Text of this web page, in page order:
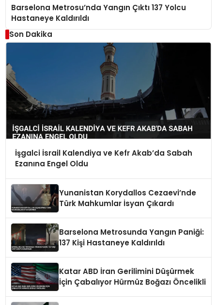
Barselona Metrosu’nda Yangın Çıktı 137 Yolcu
Hastaneye Kaldırıldı
Son Dakika
İşgalci İsrail Kalendiya ve Kefr Akab’da Sabah
Ezanına Engel Oldu
Yunanistan Korydallos Cezaevi’nde
Türk Mahkumlar İsyan Çıkardı
Barselona Metrosunda Yangın Paniği:
137 Kişi Hastaneye Kaldırıldı
Katar ABD İran Gerilimini Düşürmek
İçin Çabalıyor Hürmüz Boğazı Öncelikli